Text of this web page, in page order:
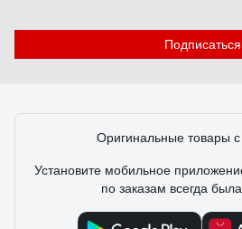
если это светодиод/ и глаза устают.
Отзыв об эпре Navigator NB-ETL-
82435
Сергей А.
Эффектно рвануло!!! И всего за
Подписаться
Оригинальные товары с
Установите мобильное
по заказам всегда